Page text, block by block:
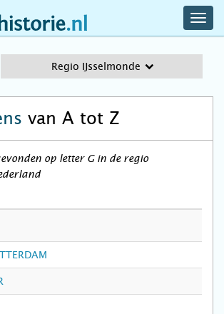
Regio IJsselmonde
van A tot Z
op letter G in de regio